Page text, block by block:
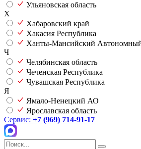
Ульяновская область
Х
Хабаровский край
Хакасия Республика
Ханты-Мансийский
Ч
Челябинская область
Чеченская Республика
Чувашская Республика
Я
Ямало-Ненецкий АО
Ярославская область
Сервис: +7 (969) 714-91-17